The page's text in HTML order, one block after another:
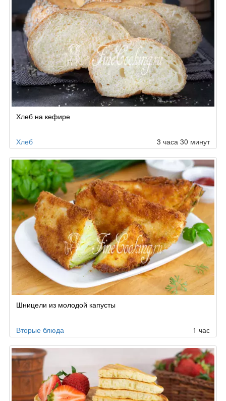
Хлеб на кефире
Хлеб 3 часа 30 минут
Шницели из молодой капусты
Вторые блюда 1 час